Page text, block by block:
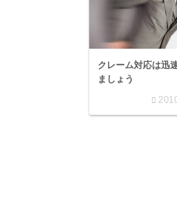
クレーム対応は迅
ましょう